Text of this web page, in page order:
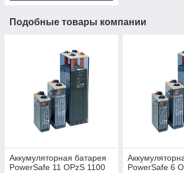
Подобные товары компании
Аккумуляторная батарея
PowerSafe 11 OPzS 1100
PowerSafe 6